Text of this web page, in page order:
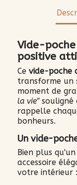
Vide-
positive
Ce vide-poche
transforme un
moment de
la vie"souligné
rappelle
bonheurs.
Un vide-
Bien plus
accessoire
votre intérieur :